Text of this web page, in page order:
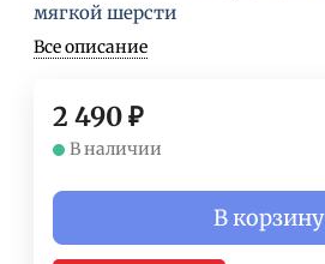
мягкой шерсти
Все описание
2 490₽
В наличии
В корзину